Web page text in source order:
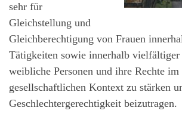
sehr für
Gleichstellung und
Gleichberechtigung von Frauen
Tätigkeiten sowie innerhalb
weibliche Personen und ihre Rechte im
gesellschaftlichen Kontext zu stärken
Geschlechtergerechtigkeit beizutragen.